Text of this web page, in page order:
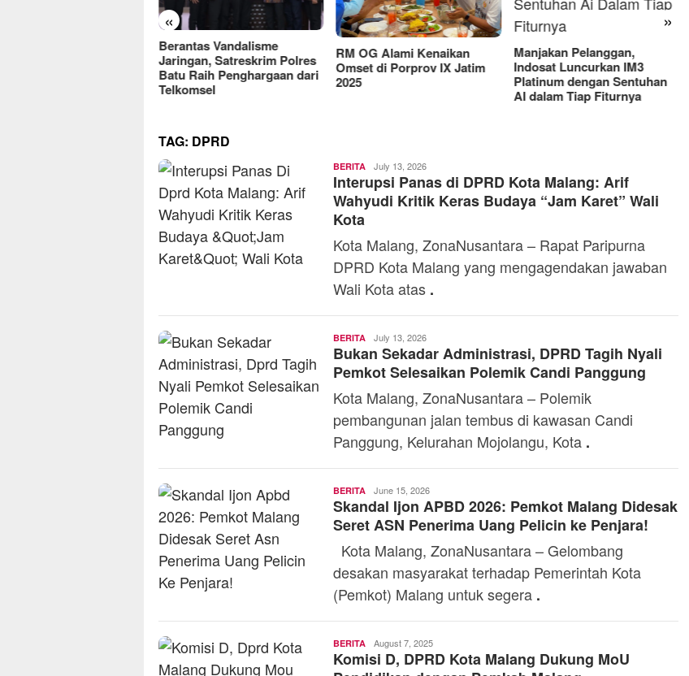
« »
Berantas Vandalisme
Jaringan, Satreskrim Polres
Batu Raih Penghargaan dari
Telkomsel
RM OG Alami Kenaikan
Omset di Porprov IX Jatim
2025
Manjakan Pelanggan,
Indosat Luncurkan IM3
Platinum dengan Sentuhan
AI dalam Tiap Fiturnya
TAG: DPRD
BERITA Toski
Dermaleksana
July 13, 2026
Interupsi Panas di DPRD Kota Malang: Arif
Wahyudi Kritik Keras Budaya “Jam Karet” Wali
Kota
Kota Malang, ZonaNusantara – Rapat Paripurna
DPRD Kota Malang yang mengagendakan jawaban
Wali Kota atas .
BERITA Toski
Dermaleksana
July 13, 2026
Bukan Sekadar Administrasi, DPRD Tagih Nyali
Pemkot Selesaikan Polemik Candi Panggung
Kota Malang, ZonaNusantara – Polemik
pembangunan jalan tembus di kawasan Candi
Panggung, Kelurahan Mojolangu, Kota .
BERITA Toski
Dermaleksana
June 15, 2026
Skandal Ijon APBD 2026: Pemkot Malang Didesak
Seret ASN Penerima Uang Pelicin ke Penjara!
Kota Malang, ZonaNusantara – Gelombang
desakan masyarakat terhadap Pemerintah Kota
(Pemkot) Malang untuk segera .
BERITA Toski
Dermaleksana
August 7, 2025
Komisi D, DPRD Kota Malang Dukung MoU